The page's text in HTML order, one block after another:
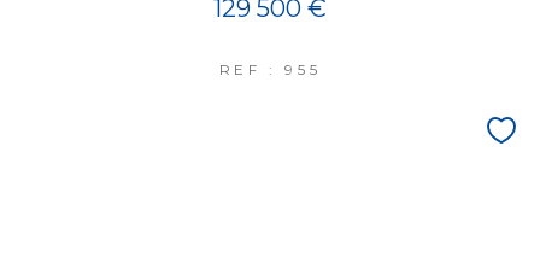
129 500 €
REF : 955